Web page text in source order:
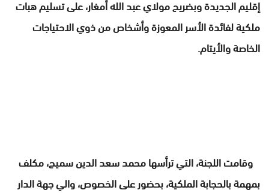
إقليم الجديدة وبضريح مولاي عبد الله أمغار، على تسليم هبات
ملكية لفائدة الأسر المعوزة وأشخاص من ذوي الاحتياجات
الخاصة والأيتام.
وقامت اللجنة، التي ترأسها محمد سعد الدين سميج، مكلف
بمهمة بالحجابة الملكية، بحضور على الخصوص، والي جهة الدار